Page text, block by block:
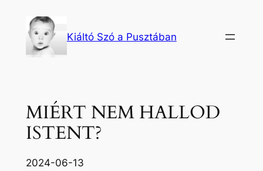
tartalomhoz
Kiáltó Szó a Pusztában
MIÉRT NEM HALLOD
ISTENT?
2024-06-13